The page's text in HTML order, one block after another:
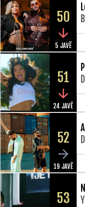
50
5 JAVË
51
24 JAVË
52
19 JAVË
53